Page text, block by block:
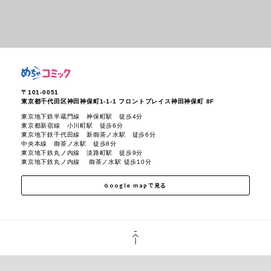
〒101-0051
東京都千代田区神田神保町1-1-1 フロントプレイス神田神保町 8F
東京地下鉄半蔵門線 神保町駅 徒歩4分
東京都新宿線 小川町駅 徒歩6分
東京地下鉄千代田線 新御茶ノ水駅 徒歩6分
中央本線 御茶ノ水駅 徒歩8分
東京地下鉄丸ノ内線 淡路町駅 徒歩9分
東京地下鉄丸ノ内線 御茶ノ水駅 徒歩10分
Google mapで見る